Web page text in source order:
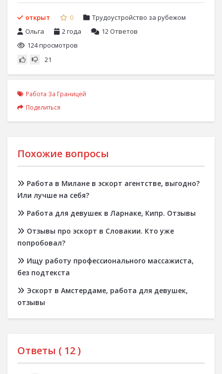
открыт 0
Трудоустройство за рубежом
Ольга
2 года 12Ответов
124 просмотров
21
Работа За Границей
Поделиться
Похожие вопросы
Работа в Милане в эскорт агентстве, выгодно?
Или лучше на себя?
Работа для девушек в Ларнаке, Кипр. Отзывы
Отзывы про эскорт в Словакии. Кто уже
попробовал?
Ищу работу профессионального массажиста,
без подтекста
Эскорт в Амстердаме, работа для девушек,
отзывы
Ответы ( 12)